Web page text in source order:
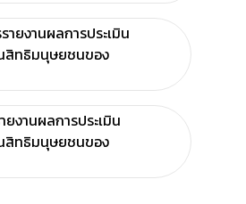
ยงานผลการประเมิน
สิทธิมนุษยชนของ
งานผลการประเมิน
สิทธิมนุษยชนของ